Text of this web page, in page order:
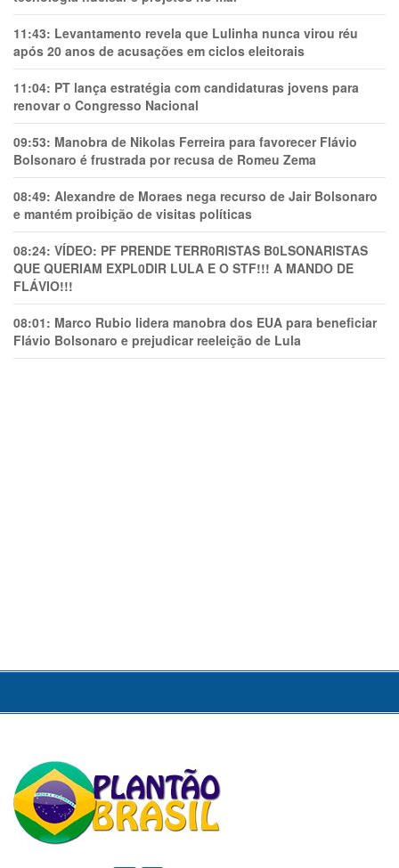
11:43: Levantamento revela que Lulinha nunca virou réu
após 20 anos de acusações em ciclos eleitorais
11:04: PT lança estratégia com candidaturas jovens para
renovar o Congresso Nacional
09:53: Manobra de Nikolas Ferreira para favorecer Flávio
Bolsonaro é frustrada por recusa de Romeu Zema
08:49: Alexandre de Moraes nega recurso de Jair Bolsonaro
e mantém proibição de visitas políticas
08:24: VÍDEO: PF PRENDE TERR0RlSTAS B0LSONARlSTAS
QUE QUERIAM EXPL0DlR LULA E O STF!!! A MANDO DE
FLÁVIO!!!
08:01: Marco Rubio lidera manobra dos EUA para beneficiar
Flávio Bolsonaro e prejudicar reeleição de Lula